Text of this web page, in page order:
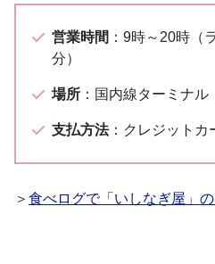
営業時間 ：9時～20時（
分）
場所 ：国内線ターミナ
支払方法：クレジットカ
＞ 食べログで「いしなぎ屋」